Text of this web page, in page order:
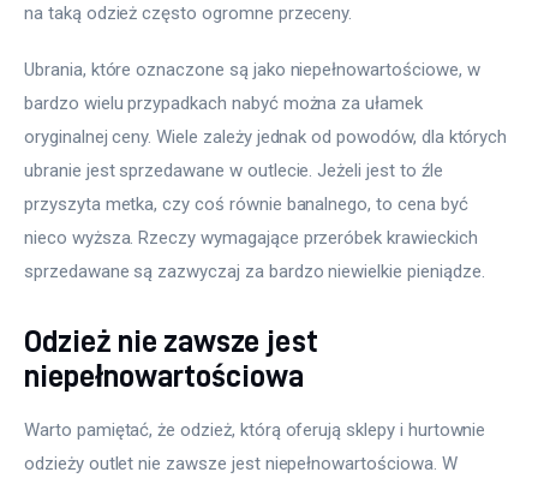
na taką odzież często ogromne przeceny.
Ubrania, które oznaczone są jako niepełnowartościowe, w
bardzo wielu przypadkach nabyć można za ułamek
oryginalnej ceny. Wiele zależy jednak od powodów, dla których
ubranie jest sprzedawane w outlecie. Jeżeli jest to źle
przyszyta metka, czy coś równie banalnego, to cena być
nieco wyższa. Rzeczy wymagające przeróbek krawieckich
sprzedawane są zazwyczaj za bardzo niewielkie pieniądze.
Odzież nie zawsze jest
niepełnowartościowa
Warto pamiętać, że odzież, którą oferują sklepy i hurtownie
odzieży outlet nie zawsze jest niepełnowartościowa. W